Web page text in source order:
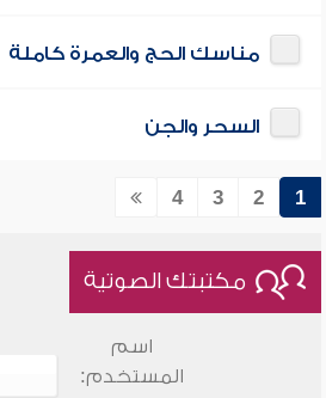
مناسك الحج والعمرة كاملة
السحر والجن
1
2
3
4
مكتبتك الصوتية
اسم
المستخدم: